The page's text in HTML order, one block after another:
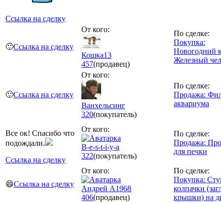
Ссылка на сделку
🙂Ссылка на сделку
От кого:
Кошка13
457(продавец)
По сделке:
Покупка:
Новогодний
Железный
🙂Ссылка на сделку
От кого:
Ванхельсинг
320(покупатель)
По сделке:
Продажа:
аквариума
Все ок! Спасибо что
подождали.
Ссылка на сделку
От кого:
B-e-s-t-i-y-a
322(покупатель)
По сделке:
Продажа:
для печки
😄Ссылка на сделку
От кого:
Андрей А1968
406(продавец)
По сделке:
Покупка:
колпачки
крышки) на